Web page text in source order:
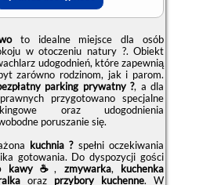
to idealne miejsce dla osób
w otoczeniu natury ?. Obiekt
udogodnień, które zapewnią
zarówno rodzinom, jak i parom.
parking prywatny ?, a dla
przygotowano specjalne
oraz udogodnienia
poruszanie się.
kuchnia ?spełni oczekiwania
gotowania. Do dyspozycji gości
kawy ☕ , zmywarka, kuchenka
oraz przybory kuchenne. W